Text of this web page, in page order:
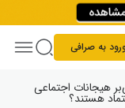
به صرافی
هیجانات اجتماعی
هستند؟